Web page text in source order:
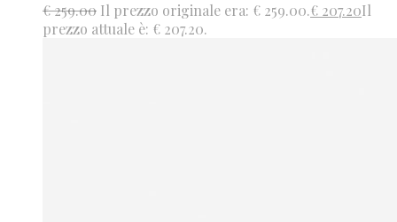
€259.00 Il prezzo originale era: € 259.00.€ 207.20Il
prezzo attuale è: € 207.20.